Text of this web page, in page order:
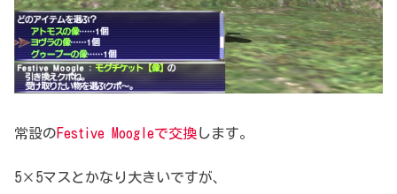
常設のFestive Moogleで交換します。
5×5マスとかなり大きいですが、